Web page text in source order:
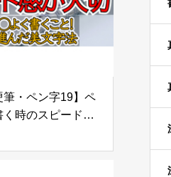
筆・ペン字19】ペ
く時のスピード感
んだ美文字法